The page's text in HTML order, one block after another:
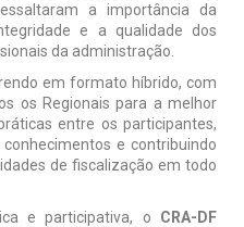
a importância da
e a qualidade dos
da administração.
em formato híbrido, com
os Regionais para a melhor
entre os participantes,
e contribuindo
de fiscalização em todo
e participativa, o CRA-DF